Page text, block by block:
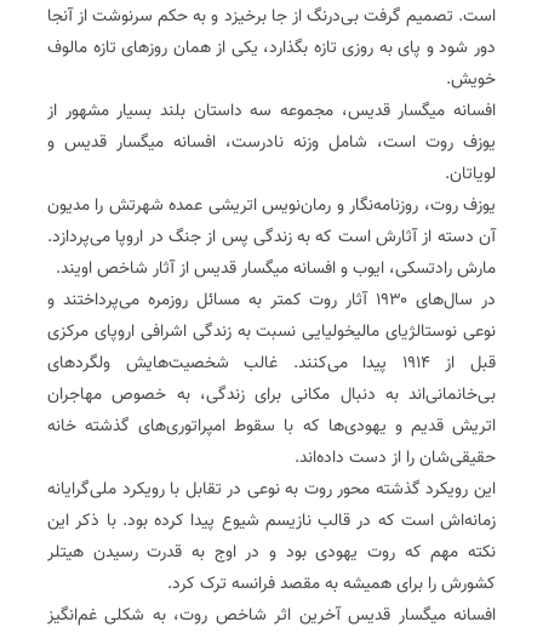
است. تصمیم گرفت بی‌درنگ از جا برخیزد و به حکم سرنوشت از آنجا
دور شود و پای به روزی تازه بگذارد، یکی از همان روزهای تازه مالوف
خویش.
افسانه میگسار قدیس، مجموعه سه داستان بلند بسیار مشهور از
یوزف روت است، شامل وزنه نادرست، افسانه میگسار قدیس و
لویاتان.
یوزف روت، روزنامه‌نگار و رمان‌نویس اتریشی عمده شهرتش را مدیون
آن دسته از آثارش است که به زندگی پس از جنگ در اروپا می‌پردازد.
مارش رادتسکی، ایوب و افسانه میگسار قدیس از آثار شاخص اویند.
در سال‌های ۱۹۳۰ آثار روت کمتر به مسائل روزمره می‌پرداختند و
نوعی نوستالژیای مالیخولیایی نسبت به زندگی اشرافی اروپای مرکزی
قبل از ۱۹۱۴ پیدا می‌کنند. غالب شخصیت‌هایش ولگردهای
بی‌خانمانی‌اند به دنبال مکانی برای زندگی، به خصوص مهاجران
اتریش قدیم و یهودی‌ها که با سقوط امپراتوری‌های گذشته خانه
حقیقی‌شان را از دست داده‌اند.
این رویکرد گذشته‌ محور روت به نوعی در تقابل با رویکرد ملی‌گرایانه
زمانه‌اش است که در قالب نازیسم شیوع پیدا کرده بود. با ذکر این
نکته مهم که روت یهودی بود و در اوج به قدرت رسیدن هیتلر
کشورش را برای همیشه به مقصد فرانسه ترک کرد.
افسانه میگسار قدیس آخرین اثر شاخص روت، به شکلی غم‌انگیز